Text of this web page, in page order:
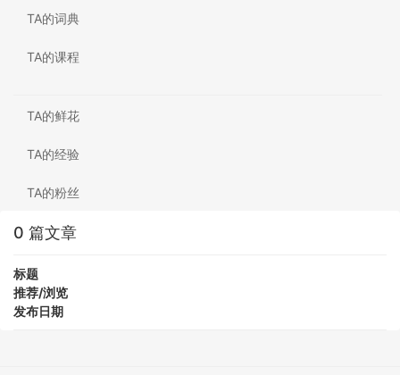
TA的词典
TA的课程
TA的鲜花
TA的经验
TA的粉丝
0 篇文章
标题
推荐/浏览
发布日期